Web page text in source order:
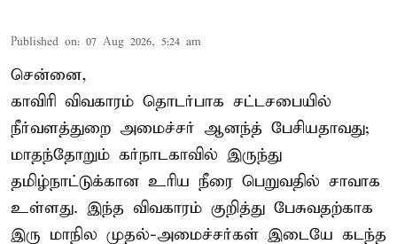
Published on: 07 Aug 2026, 5:24 am
சென்னை,
காவிரி விவகாரம் தொடர்பாக சட்டசபையில்
நீர்வளத்துறை அமைச்சர் ஆனந்த் பேசியதாவது;
மாதந்தோறும் கர்நாடகாவில் இருந்து
தமிழ்நாட்டுக்கான உரிய நீரை பெறுவதில் சாவாக
உள்ளது. இந்த விவகாரம் குறித்து பேசுவதற்காக
இரு மாநில முதல்-அமைச்சர்கள் இடையே கடந்த